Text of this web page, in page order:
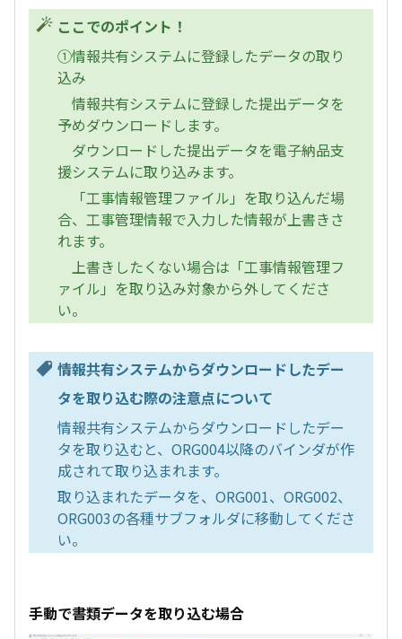
ここでのポイント！
①情報共有システムに登録したデータの取り
込み
情報共有システムに登録した提出データを
予めダウンロードします。
ダウンロードした提出データを電子納品支
援システムに取り込みます。
「工事情報管理ファイル」を取り込んだ場
合、工事管理情報で入力した情報が上書きさ
れます。
上書きしたくない場合は「工事情報管理フ
ァイル」を取り込み対象から外してくださ
い。
情報共有システムからダウンロードしたデー
タを取り込む際の注意点について
情報共有システムからダウンロードしたデー
タを取り込むと、ORG004以降のバインダが作
成されて取り込まれます。
取り込まれたデータを、ORG001、ORG002、
ORG003の各種サブフォルダに移動してくださ
い。
手動で書類データを取り込む場合